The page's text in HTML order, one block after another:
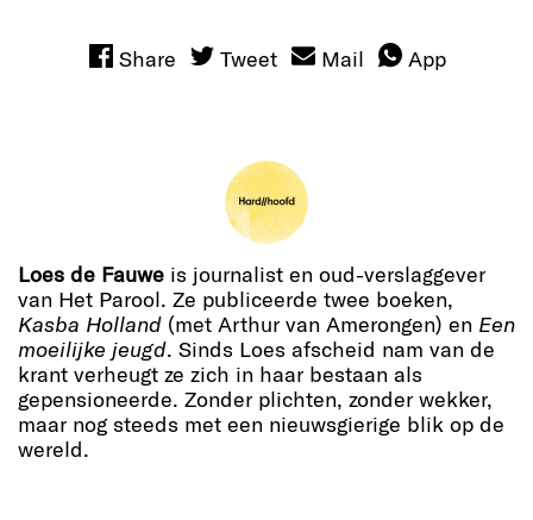
Share Tweet Mail App
Loes de Fauwe is journalist en oud-verslaggever
van Het Parool. Ze publiceerde twee boeken,
Kasba Holland (met Arthur van Amerongen) en Een
moeilijke jeugd. Sinds Loes afscheid nam van de
krant verheugt ze zich in haar bestaan als
gepensioneerde. Zonder plichten, zonder wekker,
maar nog steeds met een nieuwsgierige blik op de
wereld.